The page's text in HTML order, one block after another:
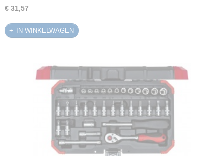
€ 31,57
IN WINKELWAGEN